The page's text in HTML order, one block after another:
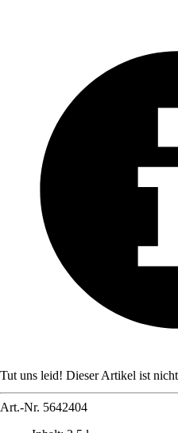
Tut uns leid! Dieser Artikel ist
Art.-Nr. 5642404